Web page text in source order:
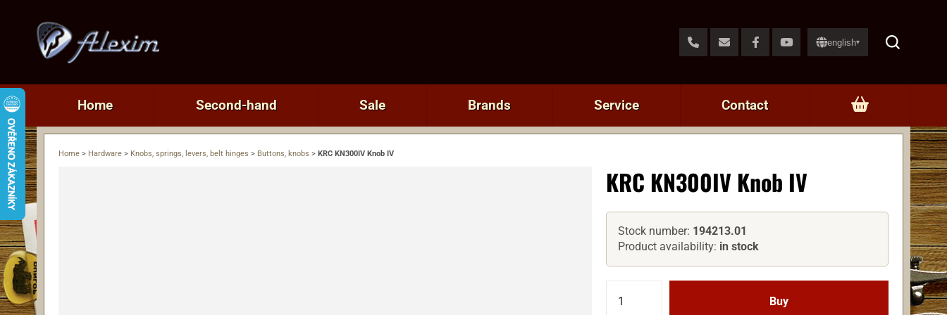
english▾
Home Second-hand Sale Brands Service Contact
Home > Hardware > Knobs, springs, levers, belt hinges > Buttons, knobs > KRC KN300IV Knob IV
KRC KN300IV Knob IV
Stock number: 194213.01
Product availability: in stock